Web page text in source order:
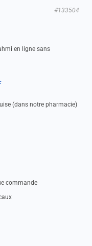
#133504
en ligne sans
(dans notre pharmacie)
commande